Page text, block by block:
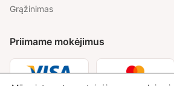
Grąžinimas
Priimame mokėjimus